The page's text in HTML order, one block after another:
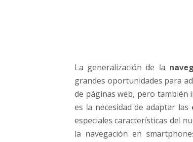
u
e
v
o
e
t
La generalización de la
grandes oportunidades para
de páginas web, pero también
es la necesidad de adaptar las
especiales características del
la navegación en